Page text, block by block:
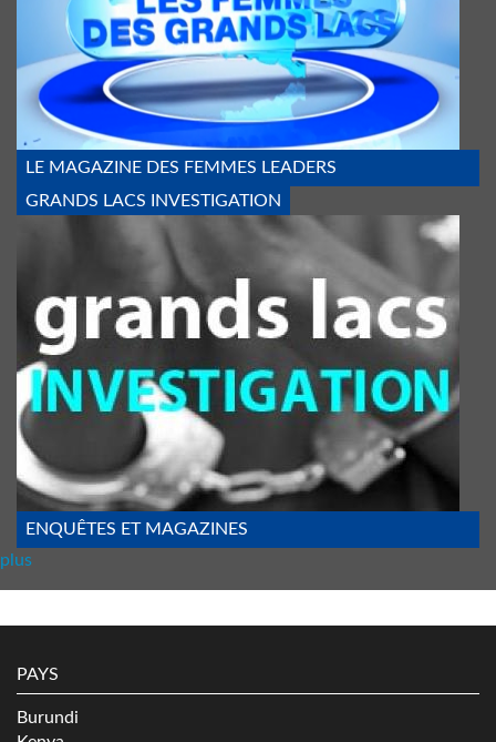
LE MAGAZINE DES FEMMES LEADERS
GRANDS LACS INVESTIGATION
MENOTTE_3.JPG
ENQUÊTES ET MAGAZINES
plus
PAYS
Burundi